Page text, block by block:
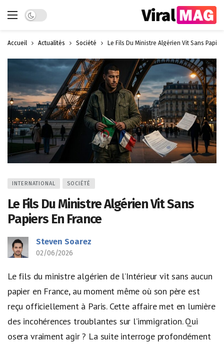
Dark mode
Accueil Actualités Société Le Fils Du Ministre Algérien Vit Sans
INTERNATIONAL SOCIÉTÉ
Le Fils Du Ministre Algérien Vit Sans
Papiers En France
Steven Soarez
02/06/2026
Le fils du ministre algérien de l’Intérieur vit sans aucun
papier en France, au moment même où son père est
reçu officiellement à Paris. Cette affaire met en lumière
des incohérences troublantes sur l’immigration. Qui
osera vraiment agir ? La suite interroge profondément